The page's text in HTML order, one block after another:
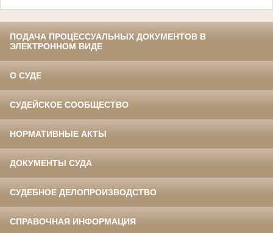
ПОДАЧА ПРОЦЕССУАЛЬНЫХ ДОКУМЕНТОВ В
ЭЛЕКТРОННОМ ВИДЕ
О СУДЕ
СУДЕЙСКОЕ СООБЩЕСТВО
НОРМАТИВНЫЕ АКТЫ
ДОКУМЕНТЫ СУДА
СУДЕБНОЕ ДЕЛОПРОИЗВОДСТВО
СПРАВОЧНАЯ ИНФОРМАЦИЯ